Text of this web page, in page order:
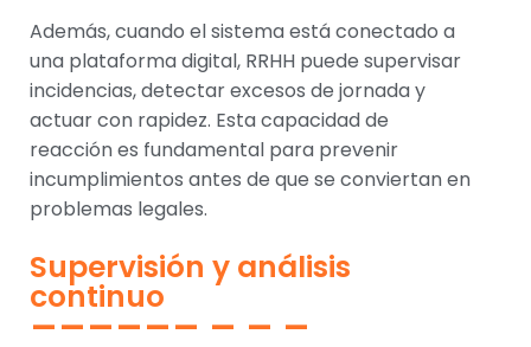
Además, cuando el sistema está conectado a
una plataforma digital, RRHH puede supervisar
incidencias, detectar excesos de jornada y
actuar con rapidez. Esta capacidad de
reacción es fundamental para prevenir
incumplimientos antes de que se conviertan en
problemas legales.
Supervisión y análisis
continuo